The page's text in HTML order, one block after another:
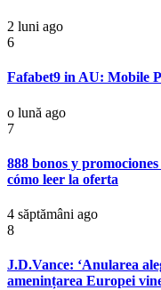
2 luni ago
6
Fafabet9 in AU: Mobile
o lună ago
7
888 bonos y
cómo leer la oferta
4 săptămâni ago
8
J.D.Vance: ‘Anularea
amenințarea Europei